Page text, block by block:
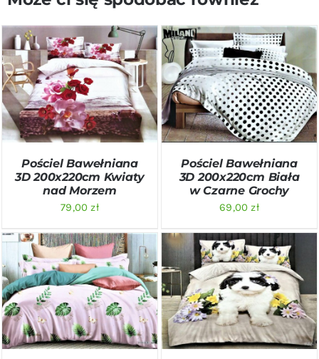
DODAJ DO KOSZYKA
/
SZCZEGÓŁY
Pościel Bawełniana
3D 200x220cm Kwiaty
nad Morzem
79,00zł
DODAJ DO KOSZYKA
/
SZCZEGÓŁY
Pościel Bawełniana
3D 200x220cm Biała
w Czarne Grochy
69,00zł
DODAJ DO KOSZYKA
/
SZCZEGÓŁY
DODAJ DO KOSZYKA
/
SZCZEGÓŁY